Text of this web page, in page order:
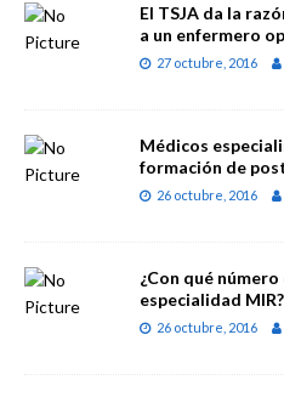
El TSJA da la
a un enfermero
27 octubre, 2016
Médicos
formación de
26 octubre, 2016
¿Con qué
especialidad MIR?
26 octubre, 2016